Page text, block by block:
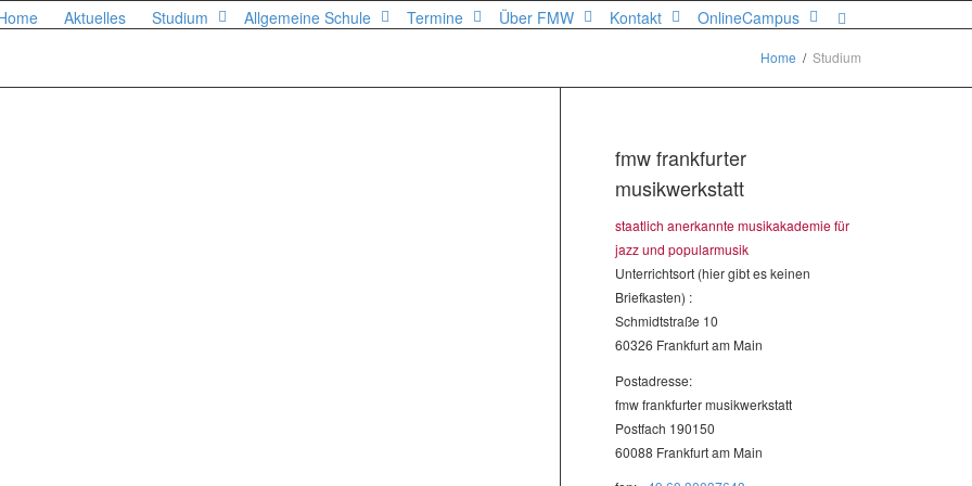
Aktuelles Studium Allgemeine Schule Termine Über FMW Kontakt OnlineCampus
Home Studium
fmw frankfurter
musikwerkstatt
staatlich anerkannte musikakademie für
jazz und popularmusik
Unterrichtsort (hier gibt es keinen
Briefkasten) :
Schmidtstraße 10
60326 Frankfurt am Main
Postadresse:
fmw frankfurter musikwerkstatt
Postfach 190150
60088 Frankfurt am Main